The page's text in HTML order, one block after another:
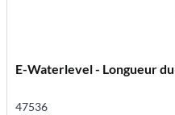
E-Waterlevel - Longueur
47536